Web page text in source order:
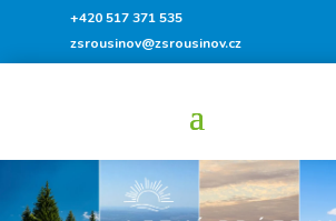
+420 517 371 535
zsrousinov@zsrousinov.cz